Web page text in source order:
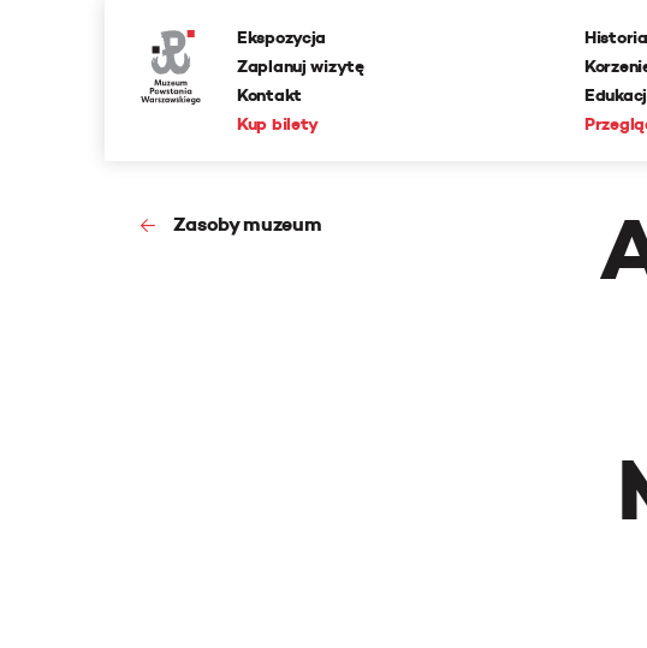
Ekspozycja
Zaplanuj wizytę
Kontakt
Kup bilety
Historia
Zasoby muzeum